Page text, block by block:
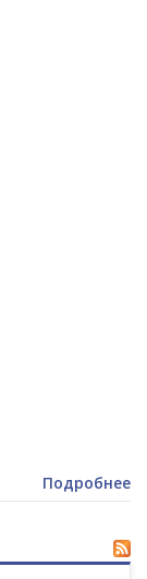
Подробнее